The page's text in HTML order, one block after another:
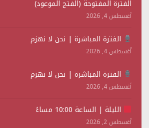
الفترة المفتوحة (الفتح الموعود)
أغسطس 4, 2026
الفترة المباشرة | نحن لا نهزم
أغسطس 4, 2026
الفترة المباشرة | نحن لا نهزم
أغسطس 4, 2026
الليلة | الساعة 10:00 مساءً
أغسطس 2, 2026